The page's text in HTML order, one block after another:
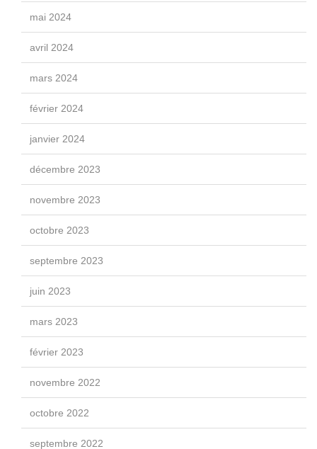
mai 2024
avril 2024
mars 2024
février 2024
janvier 2024
décembre 2023
novembre 2023
octobre 2023
septembre 2023
juin 2023
mars 2023
février 2023
novembre 2022
octobre 2022
septembre 2022